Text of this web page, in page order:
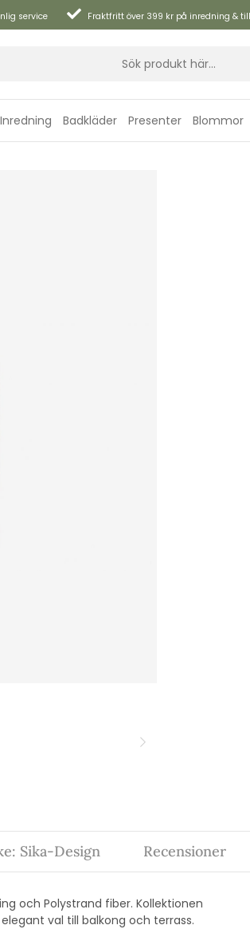
service Fraktfritt över 399 kr på inredning &
Inredning Badkläder Presenter Blommor
och Polystrand fiber. Kollektionen
val till balkong och terrass.
Sika-Design Recensioner